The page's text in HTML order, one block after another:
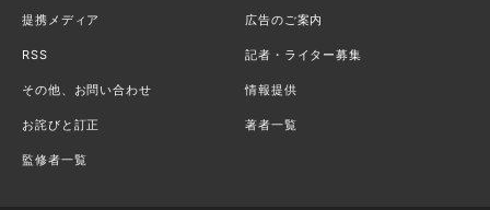
提携メディア 広告のご案内
RSS 記者・ライター募集
その他、お問い合わせ 情報提供
お詫びと訂正 著者一覧
監修者一覧